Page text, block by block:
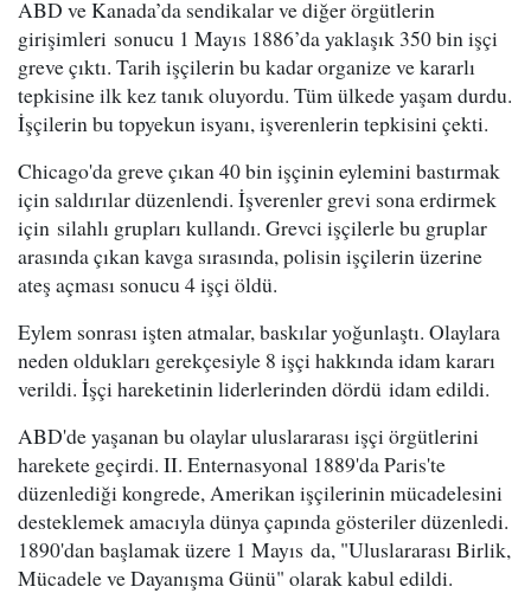
ABD ve Kanada’da sendikalar ve diğer örgütlerin
girişimleri sonucu 1 Mayıs 1886’da yaklaşık 350 bin işçi
greve çıktı. Tarih işçilerin bu kadar organize ve kararlı
tepkisine ilk kez tanık oluyordu. Tüm ülkede yaşam durdu.
İşçilerin bu topyekun isyanı, işverenlerin tepkisini çekti.
Chicago'da greve çıkan 40 bin işçinin eylemini bastırmak
için saldırılar düzenlendi. İşverenler grevi sona erdirmek
için silahlı grupları kullandı. Grevci işçilerle bu gruplar
arasında çıkan kavga sırasında, polisin işçilerin üzerine
ateş açması sonucu 4 işçi öldü.
Eylem sonrası işten atmalar, baskılar yoğunlaştı. Olaylara
neden oldukları gerekçesiyle 8 işçi hakkında idam kararı
verildi. İşçi hareketinin liderlerinden dördü idam edildi.
ABD'de yaşanan bu olaylar uluslararası işçi örgütlerini
harekete geçirdi. II. Enternasyonal 1889'da Paris'te
düzenlediği kongrede, Amerikan işçilerinin mücadelesini
desteklemek amacıyla dünya çapında gösteriler düzenledi.
1890'dan başlamak üzere 1 Mayıs da, "Uluslararası Birlik,
Mücadele ve Dayanışma Günü" olarak kabul edildi.